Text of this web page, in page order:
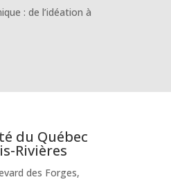
: de l’idéation à
du Québec
Rivières
des Forges,